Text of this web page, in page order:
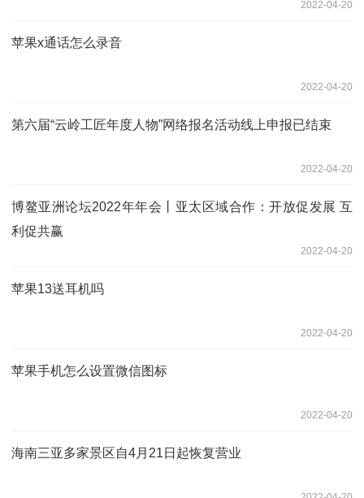
2022-04-20
苹果x通话怎么录音
2022-04-20
第六届“云岭工匠年度人物”网络报名活动线上申报已结束
2022-04-20
博鳌亚洲论坛2022年年会丨亚太区域合作：开放促发展 互
利促共赢
2022-04-20
苹果13送耳机吗
2022-04-20
苹果手机怎么设置微信图标
2022-04-20
海南三亚多家景区自4月21日起恢复营业